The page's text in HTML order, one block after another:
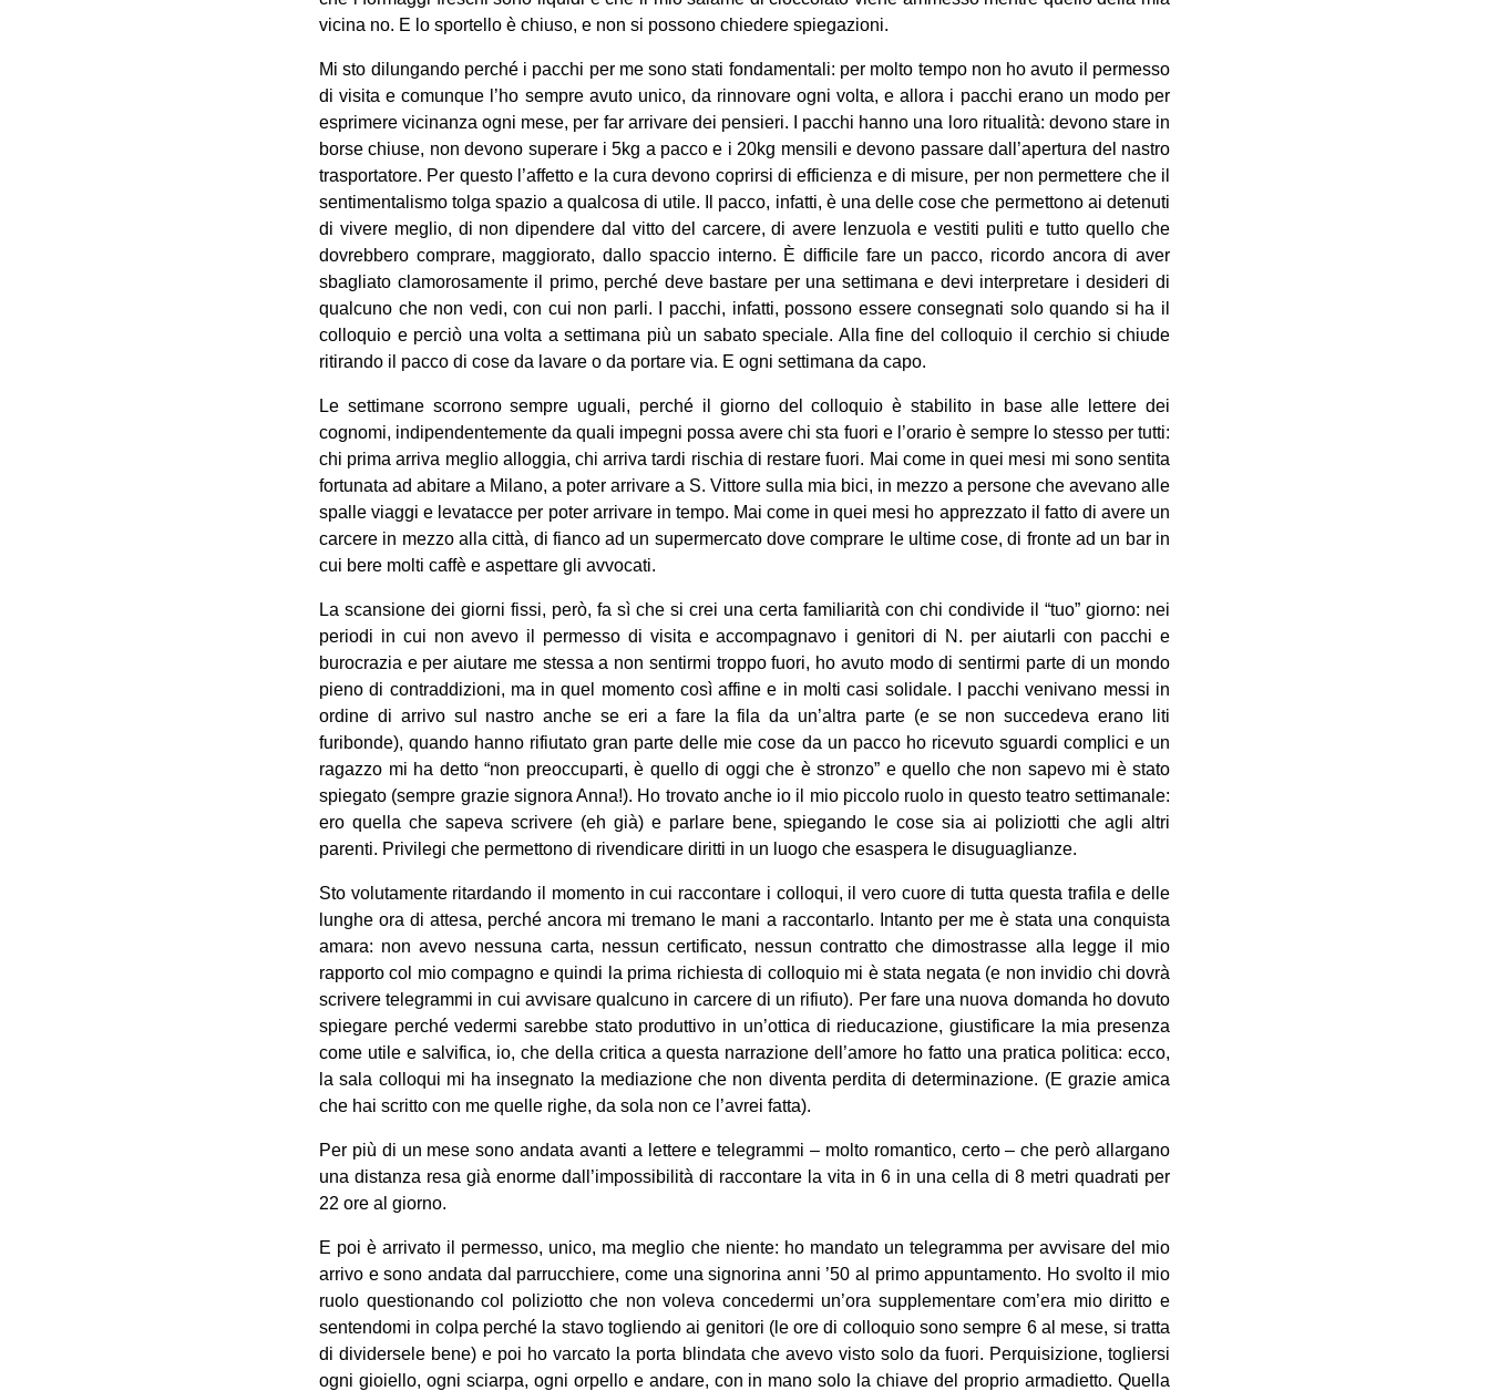
vicina no. E lo sportello è chiuso, e non si possono chiedere spiegazioni.
Mi sto dilungando perché i pacchi per me sono stati fondamentali: per molto tempo non ho avuto il permesso
di visita e comunque l’ho sempre avuto unico, da rinnovare ogni volta, e allora i pacchi erano un modo per
esprimere vicinanza ogni mese, per far arrivare dei pensieri. I pacchi hanno una loro ritualità: devono stare in
borse chiuse, non devono superare i 5kg a pacco e i 20kg mensili e devono passare dall’apertura del nastro
trasportatore. Per questo l’affetto e la cura devono coprirsi di efficienza e di misure, per non permettere che il
sentimentalismo tolga spazio a qualcosa di utile. Il pacco, infatti, è una delle cose che permettono ai detenuti
di vivere meglio, di non dipendere dal vitto del carcere, di avere lenzuola e vestiti puliti e tutto quello che
dovrebbero comprare, maggiorato, dallo spaccio interno. È difficile fare un pacco, ricordo ancora di aver
sbagliato clamorosamente il primo, perché deve bastare per una settimana e devi interpretare i desideri di
qualcuno che non vedi, con cui non parli. I pacchi, infatti, possono essere consegnati solo quando si ha il
colloquio e perciò una volta a settimana più un sabato speciale. Alla fine del colloquio il cerchio si chiude
ritirando il pacco di cose da lavare o da portare via. E ogni settimana da capo.
Le settimane scorrono sempre uguali, perché il giorno del colloquio è stabilito in base alle lettere dei
cognomi, indipendentemente da quali impegni possa avere chi sta fuori e l’orario è sempre lo stesso per tutti:
chi prima arriva meglio alloggia, chi arriva tardi rischia di restare fuori. Mai come in quei mesi mi sono sentita
fortunata ad abitare a Milano, a poter arrivare a S. Vittore sulla mia bici, in mezzo a persone che avevano alle
spalle viaggi e levatacce per poter arrivare in tempo. Mai come in quei mesi ho apprezzato il fatto di avere un
carcere in mezzo alla città, di fianco ad un supermercato dove comprare le ultime cose, di fronte ad un bar in
cui bere molti caffè e aspettare gli avvocati.
La scansione dei giorni fissi, però, fa sì che si crei una certa familiarità con chi condivide il “tuo” giorno: nei
periodi in cui non avevo il permesso di visita e accompagnavo i genitori di N. per aiutarli con pacchi e
burocrazia e per aiutare me stessa a non sentirmi troppo fuori, ho avuto modo di sentirmi parte di un mondo
pieno di contraddizioni, ma in quel momento così affine e in molti casi solidale. I pacchi venivano messi in
ordine di arrivo sul nastro anche se eri a fare la fila da un’altra parte (e se non succedeva erano liti
furibonde), quando hanno rifiutato gran parte delle mie cose da un pacco ho ricevuto sguardi complici e un
ragazzo mi ha detto “non preoccuparti, è quello di oggi che è stronzo” e quello che non sapevo mi è stato
spiegato (sempre grazie signora Anna!). Ho trovato anche io il mio piccolo ruolo in questo teatro settimanale:
ero quella che sapeva scrivere (eh già) e parlare bene, spiegando le cose sia ai poliziotti che agli altri
parenti. Privilegi che permettono di rivendicare diritti in un luogo che esaspera le disuguaglianze.
Sto volutamente ritardando il momento in cui raccontare i colloqui, il vero cuore di tutta questa trafila e delle
lunghe ora di attesa, perché ancora mi tremano le mani a raccontarlo. Intanto per me è stata una conquista
amara: non avevo nessuna carta, nessun certificato, nessun contratto che dimostrasse alla legge il mio
rapporto col mio compagno e quindi la prima richiesta di colloquio mi è stata negata (e non invidio chi dovrà
scrivere telegrammi in cui avvisare qualcuno in carcere di un rifiuto). Per fare una nuova domanda ho dovuto
spiegare perché vedermi sarebbe stato produttivo in un’ottica di rieducazione, giustificare la mia presenza
come utile e salvifica, io, che della critica a questa narrazione dell’amore ho fatto una pratica politica: ecco,
la sala colloqui mi ha insegnato la mediazione che non diventa perdita di determinazione. (E grazie amica
che hai scritto con me quelle righe, da sola non ce l’avrei fatta).
Per più di un mese sono andata avanti a lettere e telegrammi – molto romantico, certo – che però allargano
una distanza resa già enorme dall’impossibilità di raccontare la vita in 6 in una cella di 8 metri quadrati per
22 ore al giorno.
E poi è arrivato il permesso, unico, ma meglio che niente: ho mandato un telegramma per avvisare del mio
arrivo e sono andata dal parrucchiere, come una signorina anni ’50 al primo appuntamento. Ho svolto il mio
ruolo questionando col poliziotto che non voleva concedermi un’ora supplementare com’era mio diritto e
sentendomi in colpa perché la stavo togliendo ai genitori (le ore di colloquio sono sempre 6 al mese, si tratta
di dividersele bene) e poi ho varcato la porta blindata che avevo visto solo da fuori. Perquisizione, togliersi
ogni gioiello, ogni sciarpa, ogni orpello e andare, con in mano solo la chiave del proprio armadietto. Quella